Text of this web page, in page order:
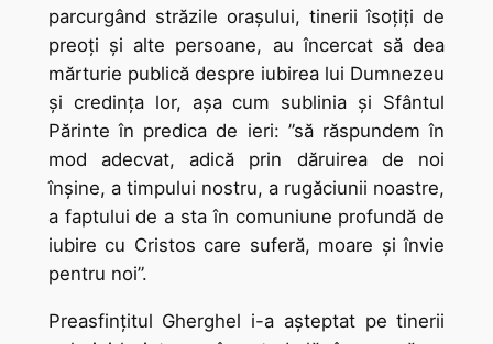
parcurgând străzile orașului, tinerii îsoțiți de
preoți și alte persoane, au încercat să dea
mărturie publică despre iubirea lui Dumnezeu
și credința lor, așa cum sublinia și Sfântul
Părinte în predica de ieri: ”să răspundem în
mod adecvat, adică prin dăruirea de noi
înşine, a timpului nostru, a rugăciunii noastre,
a faptului de a sta în comuniune profundă de
iubire cu Cristos care suferă, moare şi învie
pentru noi”.
Preasfințitul Gherghel i-a așteptat pe tinerii